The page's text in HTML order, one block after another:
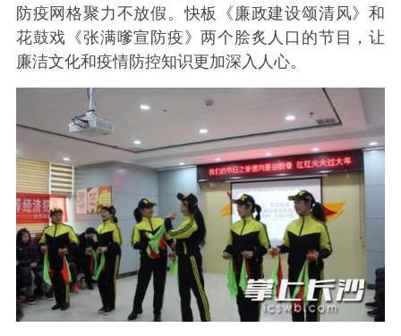
防疫网格聚力不放假。快板《廉政建设颂清风》和
花鼓戏《张满嗲宣防疫》两个脍炙人口的节目，让
廉洁文化和疫情防控知识更加深入人心。